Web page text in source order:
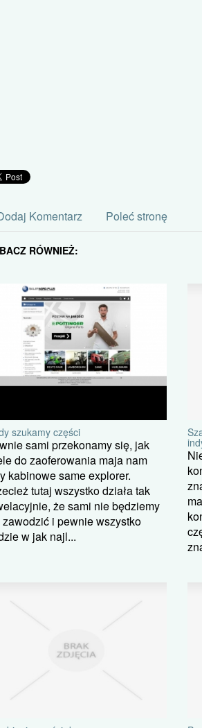
Komentarz Poleć stronę
RÓWNIEŻ:
szukamy części
sami przekonamy się, jak
do zaoferowania maja nam
kabinowe same explorer.
tutaj wszystko działa tak
że sami nie będziemy
i pewnie wszystko
w jak najl...